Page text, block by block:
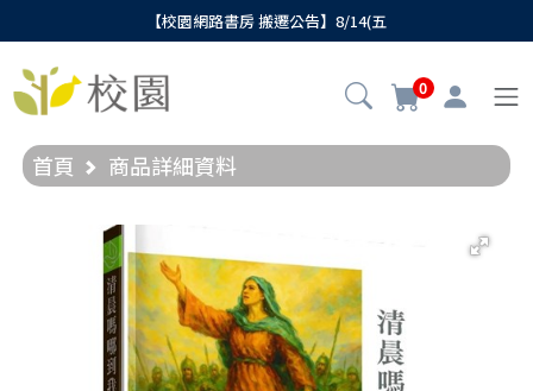
【校園網路書房 搬遷公告】8/14(五
0
首頁 商品詳細資料